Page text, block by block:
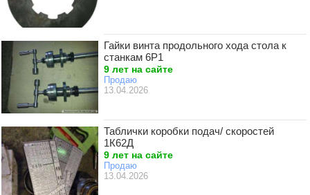
Гайки винта продольного хода стола к
станкам 6Р1
9 лет на сайте
Продаю
13.04.2026
Таблички коробки подач/ скоростей
1К62Д
9 лет на сайте
Продаю
13.04.2026